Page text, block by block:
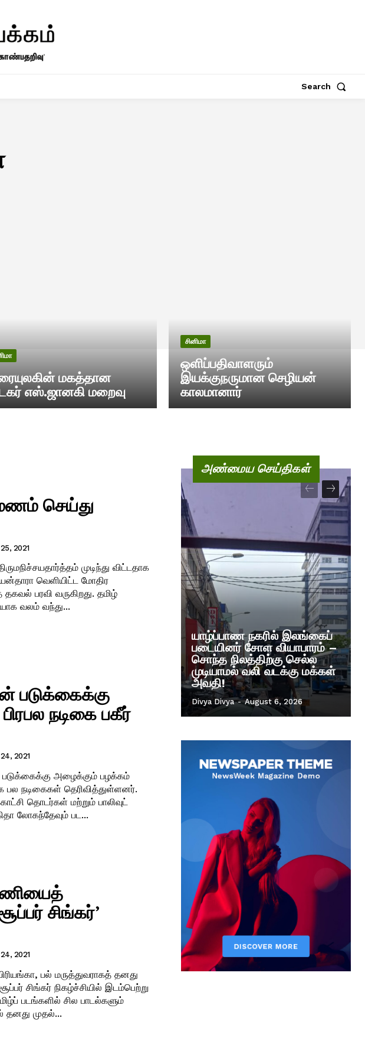
Search
மகத்தான
எஸ்.ஜானகி மறைவு
சினிமா
ஒளிப்பதிவாளரும்
இயக்குநருமான செழியன்
காலமானார்
செய்து
2021
முடிந்து விட்டதாக
வெளியிட்ட மோதிர
பரவி வருகிறது. தமிழ்
வலம் வந்து...
படுக்கைக்கு
நடிகை பகீர்
2021
படுக்கைக்கு அழைக்கும் பழக்கம்
பல நடிகைகள் தெரிவித்துள்ளனர்.
தொடர்கள் மற்றும் பாலிவுட்
லோகந்தேவும் பட...
சிங்கர்’
2021
பல் மருத்துவராகத் தனது
படங்களில் சில பாடல்களும்
தனது முதல்...
அண்மைய செய்திகள்
யாழ்ப்பாண நகரில் இலங்கைப்
படையினர் சோள வியாபாரம் –
சொந்த நிலத்திற்கு செல்ல
முடியாமல் வலி வடக்கு மக்கள்
அவதி!
Divya Divya - August 6, 2026